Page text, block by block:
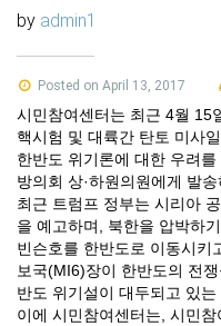
by admin1
Posted on April 13, 2017
시민참여센터는 최근 4월 15
핵시험 및 대륙간 탄토 미사
한반도 위기론에 대한 우려
방의회 상·하원의원에게 발송
최근 트럼프 정부는 시리아
을 예고하며, 북한을 압박하
빈슨호를 한반도로 이동시키
보국(MI6)장이 한반도의 전
반도 위기설이 대두되고 있는
이에 시민참여센터는, 시민